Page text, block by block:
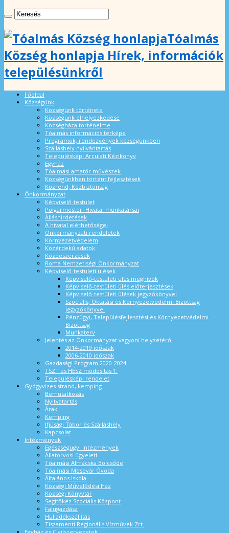
Tóalmás
Község honlapja Hírek, információk
településünkről
Főoldal
Községünk
Községünk története
Községünk elhelyezkedése
Községháza történelme
Tóalmás információs térképe
Programok, rendezvények községünkben
Szálláshely nyilvántartás
Településképi Arculati Kézikönyv
Egyház
Tóalmási amatőr művészek
Községünkben történt fejlesztések
Közrend, Közbiztonság
Önkormányzat
Képviselő-testület
Polgármesteri Hivatal munkatársai
Álláshirdetések
A hivatal elérhetőségei
Önkormányzati rendeletek
Környezetvédelem
Közérdekű adatok
Közbeszerzések
Roma Nemzetiségi Önkormányzat
Képviselő-testületi ülések
Képviselő-testületi ülés meghívók
Képviselő-testületi ülés előterjesztések
Képviselő-testületi ülések jegyzőkönyvei
Szociális, Oktatási és Környezetvédelmi Bizottság
jegyzőkönyvei
Pénzügyi, Településfejlesztési és Környezetvédelmi
Bizottság
Munkaterv
Jelentés az Önkormányzat vagyoni helyzetéről
2014-2019 időszak
2006-2010 időszak
Gazdasági Program 2020-2024
TSZT és HÉSZ módosítás 1.
Településképi rendelet
Gyógyvizes strand, kemping
Bemutatkozás
Nyitvatartás
Árak
Kemping
Ifjúsági Tábor és Szálláshely
Kapcsolat
Intézmények
Egészségügyi Intézmények
Állatorvosi ügyeleti
Tóalmási Almácska Bölcsőde
Tóalmási Mesevár Óvoda
Általános Iskola
Községi Művelődési Ház
Községi Könyvtár
Segítőkéz Szociális Központ
Falugazdász
Hulladékszállítás
Tiszamenti Regionális Vízművek Zrt.